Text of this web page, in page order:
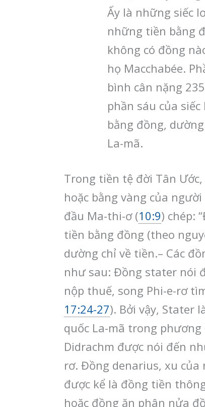
Ấy là những siếc
những tiền bằng
không có đồng
họ Macchabée.
bình cân nặng
phần sáu của
bằng đồng,
La-mã.
Trong tiền tệ đời Tân
hoặc bằng vàng của
đầu Ma-thi-ơ (10:9) chép:
tiền bằng đồng (theo
dường chỉ về tiền.– Các
như sau: Đồng stater nói
nộp thuế, song Phi-e-rơ
17:24-27). Bởi vậy, Stater
quốc La-mã trong
Didrachm được nói đến
rơ. Đồng denarius, xu của
được kể là đồng tiền
hoặc đồng ăn phân nửa